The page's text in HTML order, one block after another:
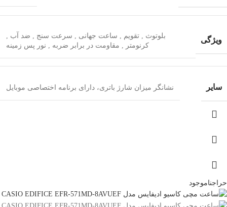
ویژگی بلوتوث تقویم ساعت جهانی سرعت سنج ضد آب
کرنومتر
مقاومت در برابر ضربه نور پس زمینه
سایر نشانگر میزان شارژ باتری، دارای برنامه اختصاصی موبایل
حراجناموجود